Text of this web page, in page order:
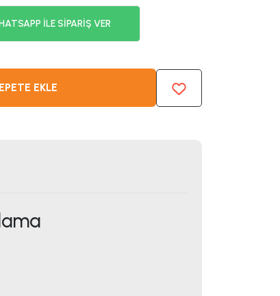
İLE SİPARİŞ VER
EKLE